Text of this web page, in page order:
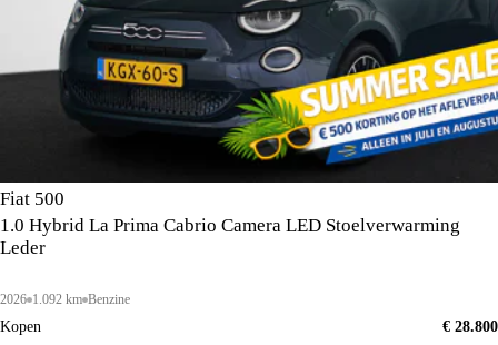
Fiat 500
1.0 Hybrid La Prima Cabrio Camera LED Stoelverwarming
Leder
2026 1.092 km Benzine
Kopen
€ 28.800